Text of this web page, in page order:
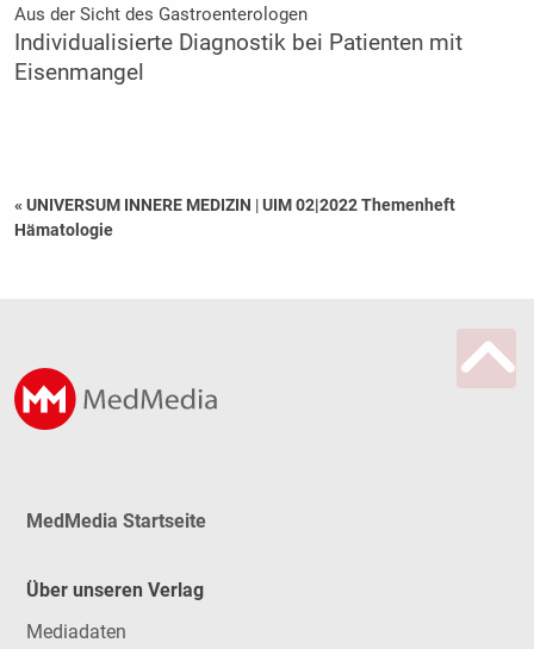
Aus der Sicht des Gastroenterologen
Individualisierte Diagnostik bei Patienten mit
Eisenmangel
« UNIVERSUM INNERE MEDIZIN |UIM 02|2022 Themenheft
Hämatologie
MedMedia Startseite
Über unseren Verlag
Mediadaten